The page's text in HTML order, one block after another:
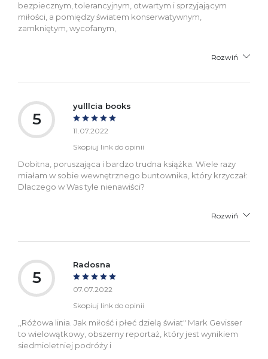
bezpiecznym, tolerancyjnym, otwartym i sprzyjającym
miłości, a pomiędzy światem konserwatywnym,
zamkniętym, wycofanym,
Rozwiń
5
yulllcia books
11.07.2022
Skopiuj link do opinii
Dobitna, poruszająca i bardzo trudna książka. Wiele razy
miałam w sobie wewnętrznego buntownika, który krzyczał:
Dlaczego w Was tyle nienawiści?
Rozwiń
5
Radosna
07.07.2022
Skopiuj link do opinii
,,Różowa linia. Jak miłość i płeć dzielą świat" Mark Gevisser
to wielowątkowy, obszerny reportaż, który jest wynikiem
siedmioletniej podróży i